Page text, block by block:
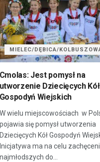
MIELEC/DĘBICA/
Cmolas: Jest pomysł na
utworzenie Dziecięcych Kół
Gospodyń Wiejskich
W wielu miejscowościach w
pojawia się pomysł utworzenia
Dziecięcych Kół Gospodyń
Inicjatywa ma na celu
najmłodszych do...